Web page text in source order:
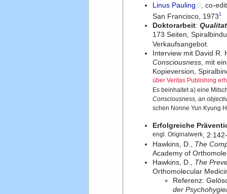
Linus Pauling
, co-
San Francisco, 19731
Doktorarbeit:
173 Seiten,
Verkaufsangebot.
Interview mit David R.
Consciousness , mit
Kopieversion,
über Veritas Publishing
Es beinhaltet a) eine
Consciousness, an
schen Nonne Yun Kyung
Erfolgreiche
engl. Originalwerk ,
Hawkins, D., The
Academy of
Hawkins, D., The
Orthomolecular
Referenz:
der